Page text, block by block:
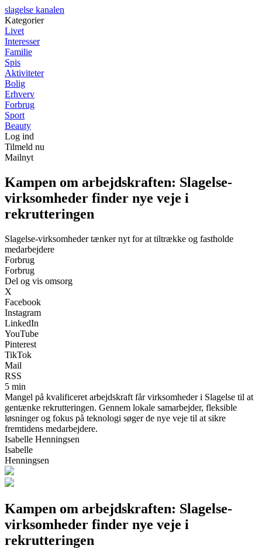
slagelse kanalen
Kategorier
Livet
Interesser
Familie
Spis
Aktiviteter
Bolig
Erhverv
Forbrug
Sport
Beauty
Log ind
Tilmeld nu
Mailnyt
Kampen om arbejdskraften: Slagelse-
virksomheder finder nye veje i
rekrutteringen
Slagelse-virksomheder tænker nyt for at tiltrække og fastholde
medarbejdere
Forbrug
Forbrug
Del og vis omsorg
X
Facebook
Instagram
LinkedIn
YouTube
Pinterest
TikTok
Mail
RSS
5 min
Mangel på kvalificeret arbejdskraft får virksomheder i Slagelse til at
gentænke rekrutteringen. Gennem lokale samarbejder, fleksible
løsninger og fokus på teknologi søger de nye veje til at sikre
fremtidens medarbejdere.
Isabelle Henningsen
Isabelle
Henningsen
Kampen om arbejdskraften: Slagelse-
virksomheder finder nye veje i
rekrutteringen